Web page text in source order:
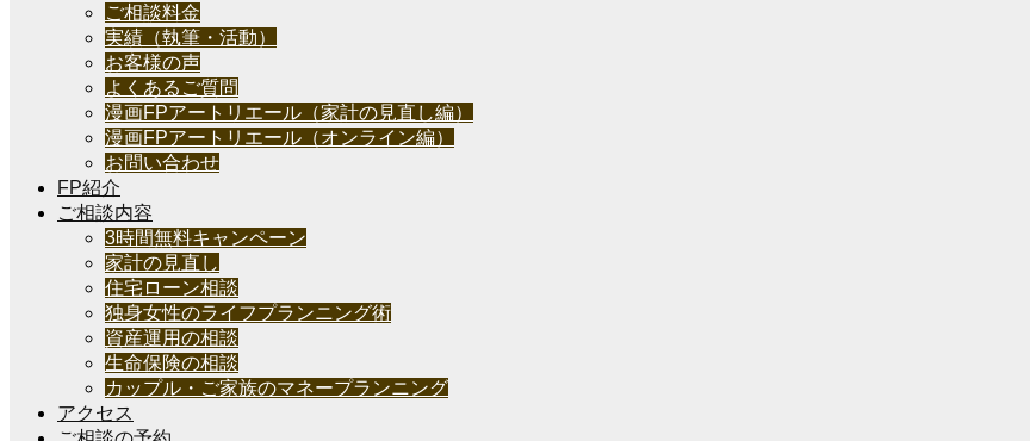
ご相談料金
実績（執筆・活動）
お客様の声
よくあるご質問
漫画FPアートリエール（家計の見直し編）
漫画FPアートリエール（オンライン編）
お問い合わせ
FP紹介
ご相談内容
3時間無料キャンペーン
家計の見直し
住宅ローン相談
独身女性のライフプランニング術
資産運用の相談
生命保険の相談
カップル・ご家族のマネープランニング
アクセス